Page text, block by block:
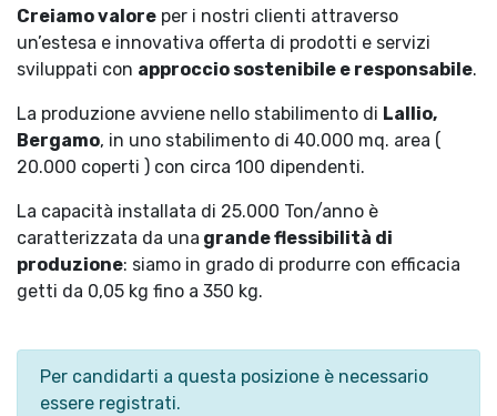
Creiamo valore per i nostri clienti attraverso
un’estesa e innovativa offerta di prodotti e servizi
sviluppati con approccio sostenibile e responsabile.
La produzione avviene nello stabilimento di Lallio,
Bergamo, in uno stabilimento di 40.000 mq. area (
20.000 coperti ) con circa 100 dipendenti.
La capacità installata di 25.000 Ton/anno è
caratterizzata da una grande flessibilità di
produzione: siamo in grado di produrre con efficacia
getti da 0,05 kg fino a 350 kg.
Per candidarti a questa posizione è necessario
essere registrati.